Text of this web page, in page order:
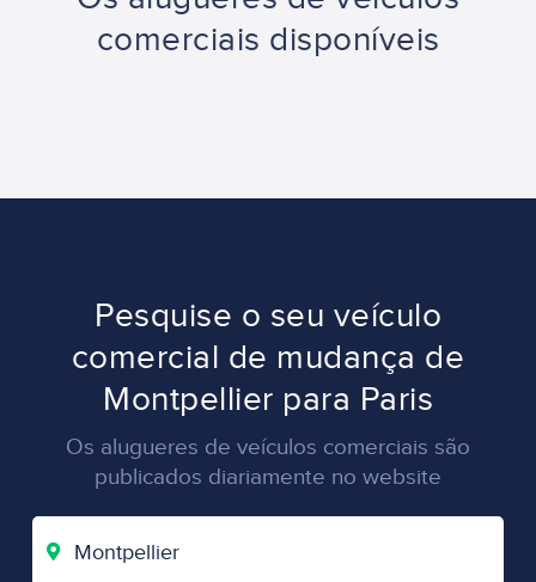
comerciais disponíveis
Pesquise o seu veículo
comercial de mudança de
Montpellier para Paris
Os alugueres de veículos comerciais são
publicados diariamente no website